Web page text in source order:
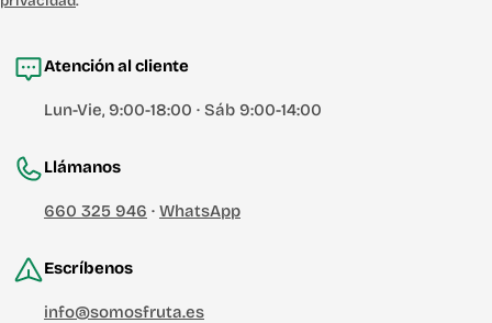
Atención al cliente
Lun-Vie, 9:00-18:00 · Sáb 9:00-14:00
Llámanos
660 325 946 · WhatsApp
Escríbenos
info@somosfruta.es